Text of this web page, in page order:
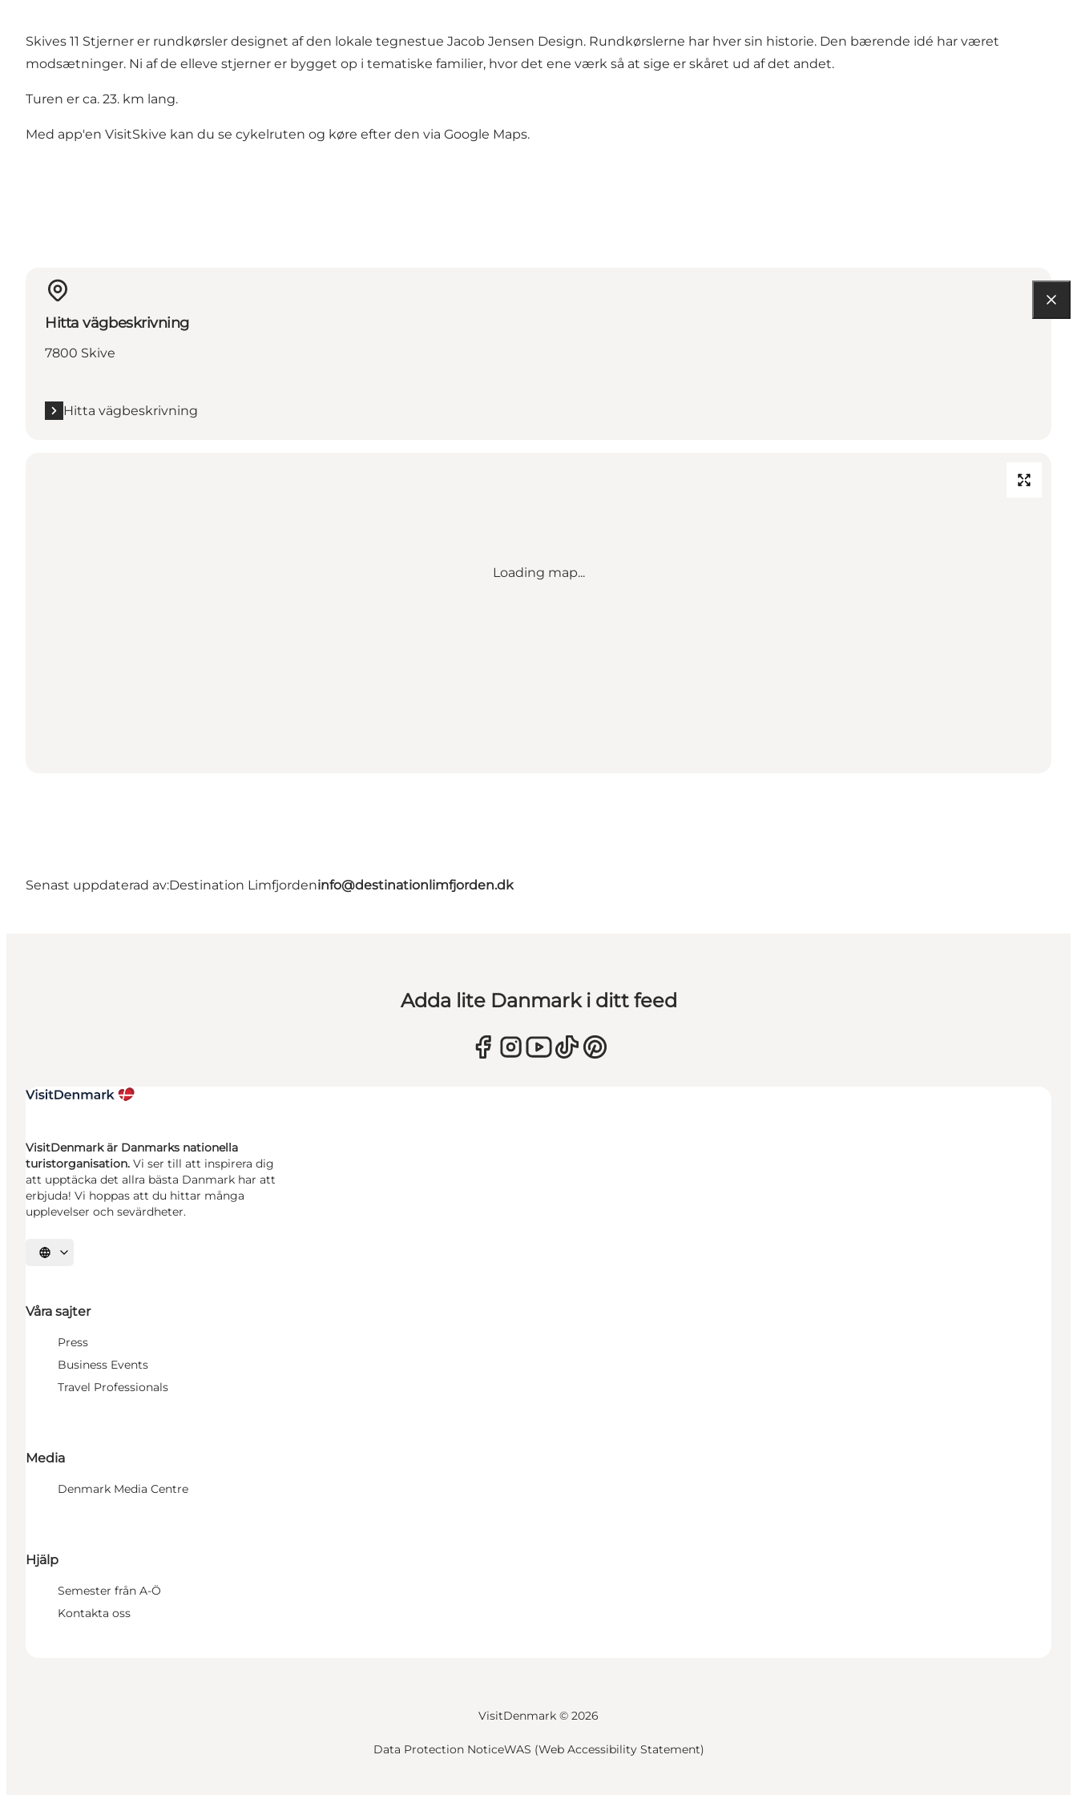
Skives 11 Stjerner er rundkørsler designet af den lokale tegnestue Jacob Jensen Design. Rundkørslerne har hver sin historie. Den bærende idé har været
modsætninger. Ni af de elleve stjerner er bygget op i tematiske familier, hvor det ene værk så at sige er skåret ud af det andet.
Turen er ca. 23. km lang.
Med app'en VisitSkive kan du se cykelruten og køre efter den via Google Maps.
Hitta vägbeskrivning
7800 Skive
Hitta vägbeskrivning
Loading map...
Senast uppdaterad av:Destination Limfjordeninfo@destinationlimfjorden.dk
Adda lite Danmark i ditt feed
VisitDenmark är Danmarks nationella
turistorganisation. Vi ser till att inspirera dig
att upptäcka det allra bästa Danmark har att
erbjuda! Vi hoppas att du hittar många
upplevelser och sevärdheter.
Välj språk
Våra sajter
Press
Business Events
Travel Professionals
Media
Denmark Media Centre
Hjälp
Semester från A-Ö
Kontakta oss
VisitDenmark © 2026
Data Protection NoticeWAS (Web Accessibility Statement)